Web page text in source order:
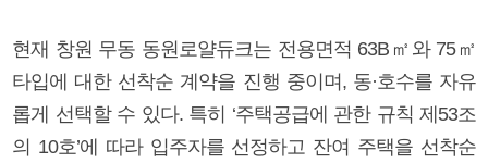
현재 창원 무동 동원로얄듀크는 전용면적 63B㎡와 75㎡
타입에 대한 선착순 계약을 진행 중이며, 동·호수를 자유
롭게 선택할 수 있다. 특히 ‘주택공급에 관한 규칙 제53조
의 10호’에 따라 입주자를 선정하고 잔여 주택을 선착순